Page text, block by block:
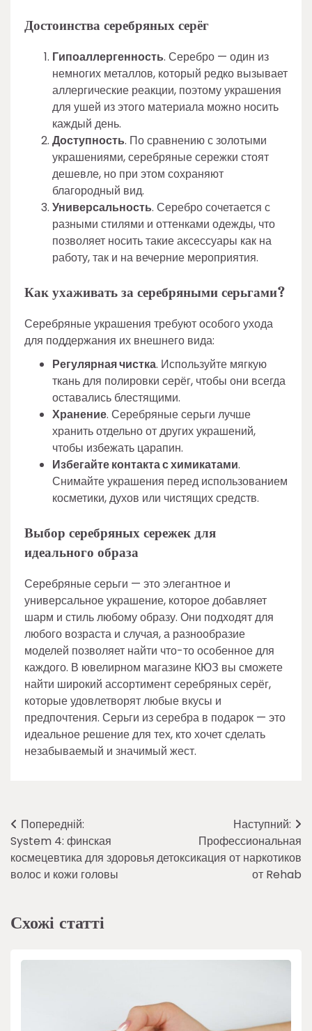
Достоинства серебряных серёг
Гипоаллергенность. Серебро — один из
немногих металлов, который редко вызывает
аллергические реакции, поэтому украшения
для ушей из этого материала можно носить
каждый день.
Доступность. По сравнению с золотыми
украшениями, серебряные сережки стоят
дешевле, но при этом сохраняют
благородный вид.
Универсальность. Серебро сочетается с
разными стилями и оттенками одежды, что
позволяет носить такие аксессуары как на
работу, так и на вечерние мероприятия.
Как ухаживать за серебряными серьгами?
Серебряные украшения требуют особого ухода
для поддержания их внешнего вида:
Регулярная чистка. Используйте мягкую
ткань для полировки серёг, чтобы они всегда
оставались блестящими.
Хранение. Серебряные серьги лучше
хранить отдельно от других украшений,
чтобы избежать царапин.
Избегайте контакта с химикатами.
Снимайте украшения перед использованием
косметики, духов или чистящих средств.
Выбор серебряных сережек для
идеального образа
Серебряные серьги — это элегантное и
универсальное украшение, которое добавляет
шарм и стиль любому образу. Они подходят для
любого возраста и случая, а разнообразие
моделей позволяет найти что-то особенное для
каждого. В ювелирном магазине КЮЗ вы сможете
найти широкий ассортимент серебряных серёг,
которые удовлетворят любые вкусы и
предпочтения. Серьги из серебра в подарок — это
идеальное решение для тех, кто хочет сделать
незабываемый и значимый жест.
Навігація
записів
Попередній:
System 4: финская
космецевтика для здоровья
волос и кожи головы
Наступний:
Профессиональная
детоксикация от наркотиков
от Rehab
Схожі статті